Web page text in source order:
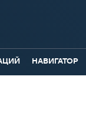
НАВИГАТОР